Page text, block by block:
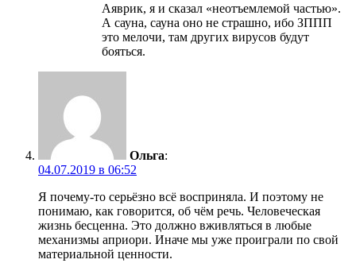
Аяврик, я и сказал «неотъемлемой частью».
А сауна, сауна оно не страшно, ибо ЗППП
это мелочи, там других вирусов будут
бояться.
Ольга:
04.07.2019 в 06:52
Я почему-то серьёзно всё восприняла. И поэтому не
понимаю, как говорится, об чём речь. Человеческая
жизнь бесценна. Это должно вживляться в любые
механизмы априори. Иначе мы уже проиграли по свой
материальной ценности.